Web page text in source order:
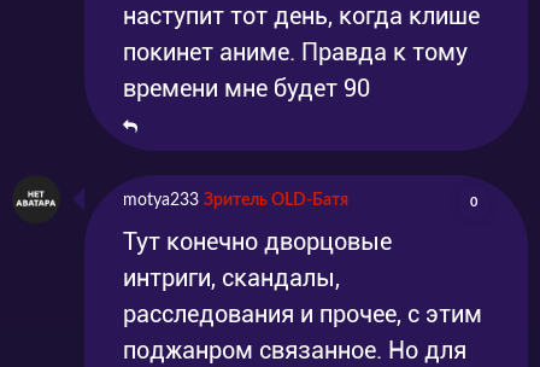
наступит тот день, когда клише
покинет аниме. Правда к тому
времени мне будет 90
motya233 Зритель OLD-Батя 0
Тут конечно дворцовые
интриги, скандалы,
расследования и прочее, с этим
поджанром связанное. Но для